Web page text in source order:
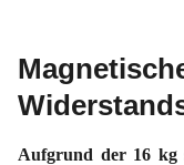
Aufgrund der 16 kg